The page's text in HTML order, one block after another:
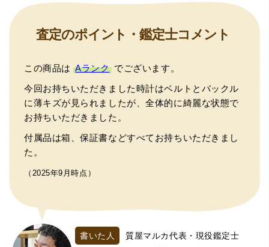
査定のポイント・鑑定士コメント
この商品はAランクでございます。
今回お持ちいただきました時計はベルトとバックル
に薄キズが見られましたが、全体的に綺麗な状態で
お持ちいただきました。
付属品は箱、保証書などすべてお持ちいただきまし
た。
（2025年9月時点）
書いた人 質屋マルカ代表・現役鑑定士